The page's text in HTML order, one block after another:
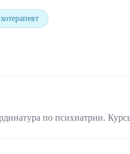
по психиатрии.